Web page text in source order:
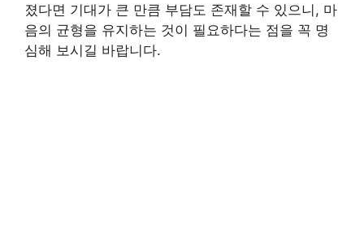
졌다면 기대가 큰 만큼 부담도 존재할 수 있으니, 마
음의 균형을 유지하는 것이 필요하다는 점을 꼭 명
심해 보시길 바랍니다.